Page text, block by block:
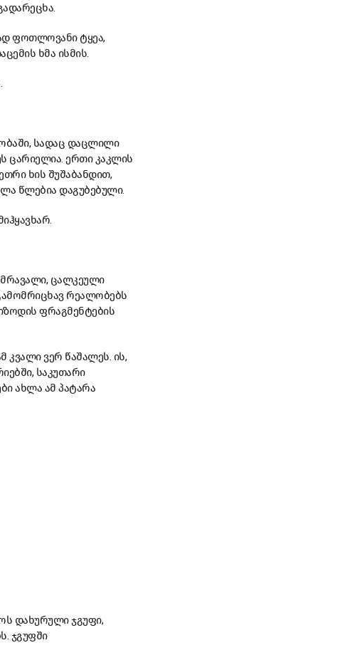
ფოთლოვანი ტყეა,
ხმა ისმის.
სადაც დაცლილი
ცარიელია. ერთი კაკლის
ხის შუშაბანდით,
წლებია დაგუბებული.
ცალკეული
რეალობებს
ფრაგმენტების
კვალი ვერ წაშალეს. ის,
საკუთარი
ახლა ამ პატარა
დახურული ჯგუფი,
ჯგუფში